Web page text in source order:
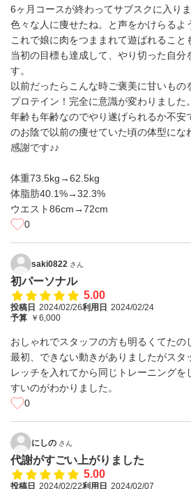
6ヶ月コースが終わってサブスクに入りま
色々な人に痩せたね。と声をかけらるよ
これで娘に肉をつままれて遊ばれること
当初の目標も達成して、やり切った自分
す。
以前だったらこんな時ご褒美に甘いもの
プロテイン！完全に意識が変わりました。
年齢も年齢なのでやり遂げられるか不安
のお陰で以前の痩せていた頃の体型にな
感謝です♪♪
体重73.5kg→62.5kg
体脂肪40.1%→32.3%
ウエスト86cm→72cm
0
saki0822 さん
初パーソナル
5.00
投稿日 2024/02/26利用日 2024/02/24
予算 ￥6,000
おしゃれでスタッフの方も明るくてたの
最初、できない動きがありましたがスタ
レッチを入れてから同じトレーニングを
すいのがわかりました。
0
にしの さん
代謝がすごい上がりました
5.00
投稿日 2024/02/22利用日 2024/02/07